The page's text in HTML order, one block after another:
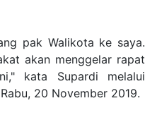
pak Walikota ke saya.
akan menggelar rapat
kata Supardi melalui
20 November 2019.